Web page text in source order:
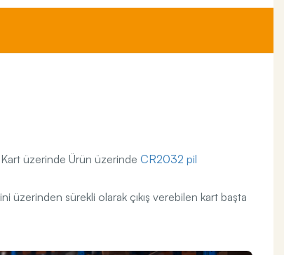
üzerinde Ürün üzerinde CR2032 pil
üzerinden sürekli olarak çıkış verebilen kart başta